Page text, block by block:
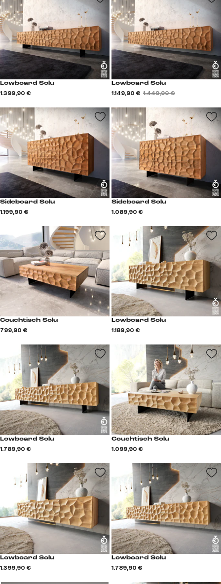
Lowboard Solu
1.399,90 €
Lowboard Solu
1.149,90 € 1.449,90 €
Sideboard Solu
1.199,90 €
Sideboard Solu
1.089,90 €
Couchtisch Solu
799,90 €
Lowboard Solu
1.189,90 €
Lowboard Solu
1.789,90 €
Couchtisch Solu
1.099,90 €
Lowboard Solu
1.399,90 €
Lowboard Solu
1.789,90 €